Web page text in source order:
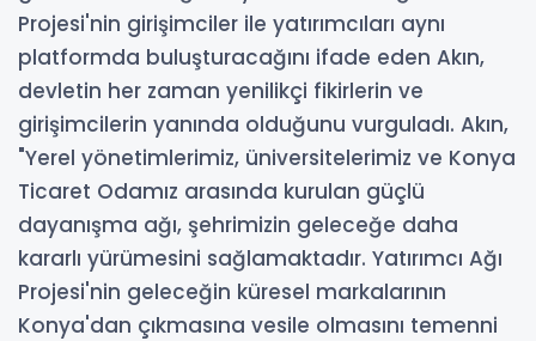
Projesi'nin girişimciler ile yatırımcıları aynı
platformda buluşturacağını ifade eden Akın,
devletin her zaman yenilikçi fikirlerin ve
girişimcilerin yanında olduğunu vurguladı. Akın,
"Yerel yönetimlerimiz, üniversitelerimiz ve Konya
Ticaret Odamız arasında kurulan güçlü
dayanışma ağı, şehrimizin geleceğe daha
kararlı yürümesini sağlamaktadır. Yatırımcı Ağı
Projesi'nin geleceğin küresel markalarının
Konya'dan çıkmasına vesile olmasını temenni